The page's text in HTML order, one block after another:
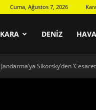
Cuma, Ağustos 7, 2026
KARA DENIZ HAVA
Jandarma’ya Sikorsky’den